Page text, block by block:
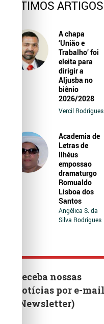
ÚLTIMOS ARTIGOS
A chapa
‘União e
Trabalho’ foi
eleita para
dirigir a
Aljusba no
biênio
2026/2028
Vercil Rodrigues
Academia de
Letras de
Ilhéus
empossao
dramaturgo
Romualdo
Lisboa dos
Santos
Angélica S. da
Silva Rodrigues